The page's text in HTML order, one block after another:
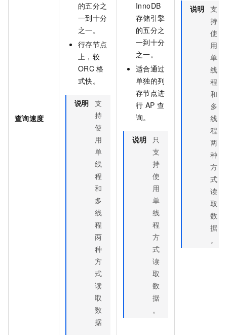
查询速度
的五分之
一到十分
之一。
行存节点
上，较
ORC 格
式快。
说明 支
持
使
用
单
线
程
和
多
线
程
两
种
方
式
读
取
数
据
InnoDB
存储引擎
的五分之
一到十分
之一。
适合通过
单独的列
存节点进
行 AP 查
询。
说明
只
支
持
使
用
单
线
程
方
式
读
取
数
据
。
说明 支
持
使
用
单
线
程
和
多
线
程
两
种
方
式
读
取
数
据
。